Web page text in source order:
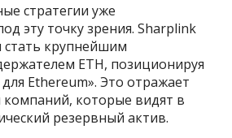
стратегии уже
эту точку зрения. Sharplink
стать крупнейшим
ETH, позиционируя
Ethereum». Это отражает
которые видят в
резервный актив.